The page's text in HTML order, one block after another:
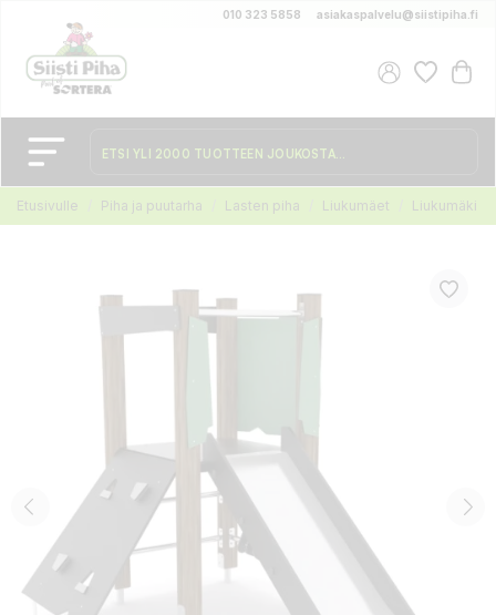
010 323 5858 asiakaspalvelu@siistipiha.fi
Etusivulle Piha ja puutarha Lasten piha Liukumäet Liukumäki